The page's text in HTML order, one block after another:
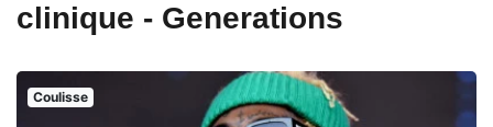
clinique - Generations
Coulisse